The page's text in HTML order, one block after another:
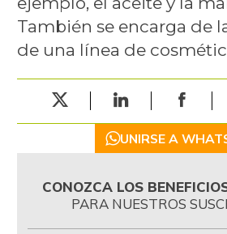
También se encarga de
de una línea de
UNIRSE A
CONOZCA LOS
PARA NUESTROS